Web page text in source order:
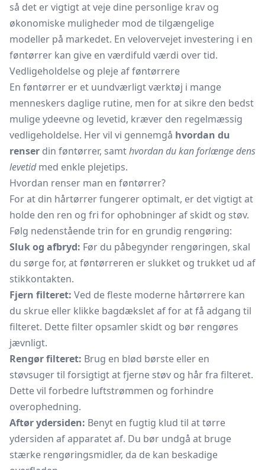
så det er vigtigt at veje dine personlige krav og
økonomiske muligheder mod de tilgængelige
modeller på markedet. En velovervejet investering i en
føntørrer kan give en værdifuld værdi over tid.
Vedligeholdelse og pleje af føntørrere
En føntørrer er et uundværligt værktøj i mange
menneskers daglige rutine, men for at sikre den bedst
mulige ydeevne og levetid, kræver den regelmæssig
vedligeholdelse. Her vil vi gennemgå hvordan du
renser din føntørrer, samthvordan du kan forlænge dens
levetidmed enkle plejetips.
Hvordan renser man en føntørrer?
For at din hårtørrer fungerer optimalt, er det vigtigt at
holde den ren og fri for ophobninger af skidt og støv.
Følg nedenstående trin for en grundig rengøring:
Sluk og afbryd: Før du påbegynder rengøringen, skal
du sørge for, at føntørreren er slukket og trukket ud af
stikkontakten.
Fjern filteret: Ved de fleste moderne hårtørrere kan
du skrue eller klikke bagdækslet af for at få adgang til
filteret. Dette filter opsamler skidt og bør rengøres
jævnligt.
Rengør filteret: Brug en blød børste eller en
støvsuger til forsigtigt at fjerne støv og hår fra filteret.
Dette vil forbedre luftstrømmen og forhindre
overophedning.
Aftør ydersiden: Benyt en fugtig klud til at tørre
ydersiden af apparatet af. Du bør undgå at bruge
stærke rengøringsmidler, da de kan beskadige